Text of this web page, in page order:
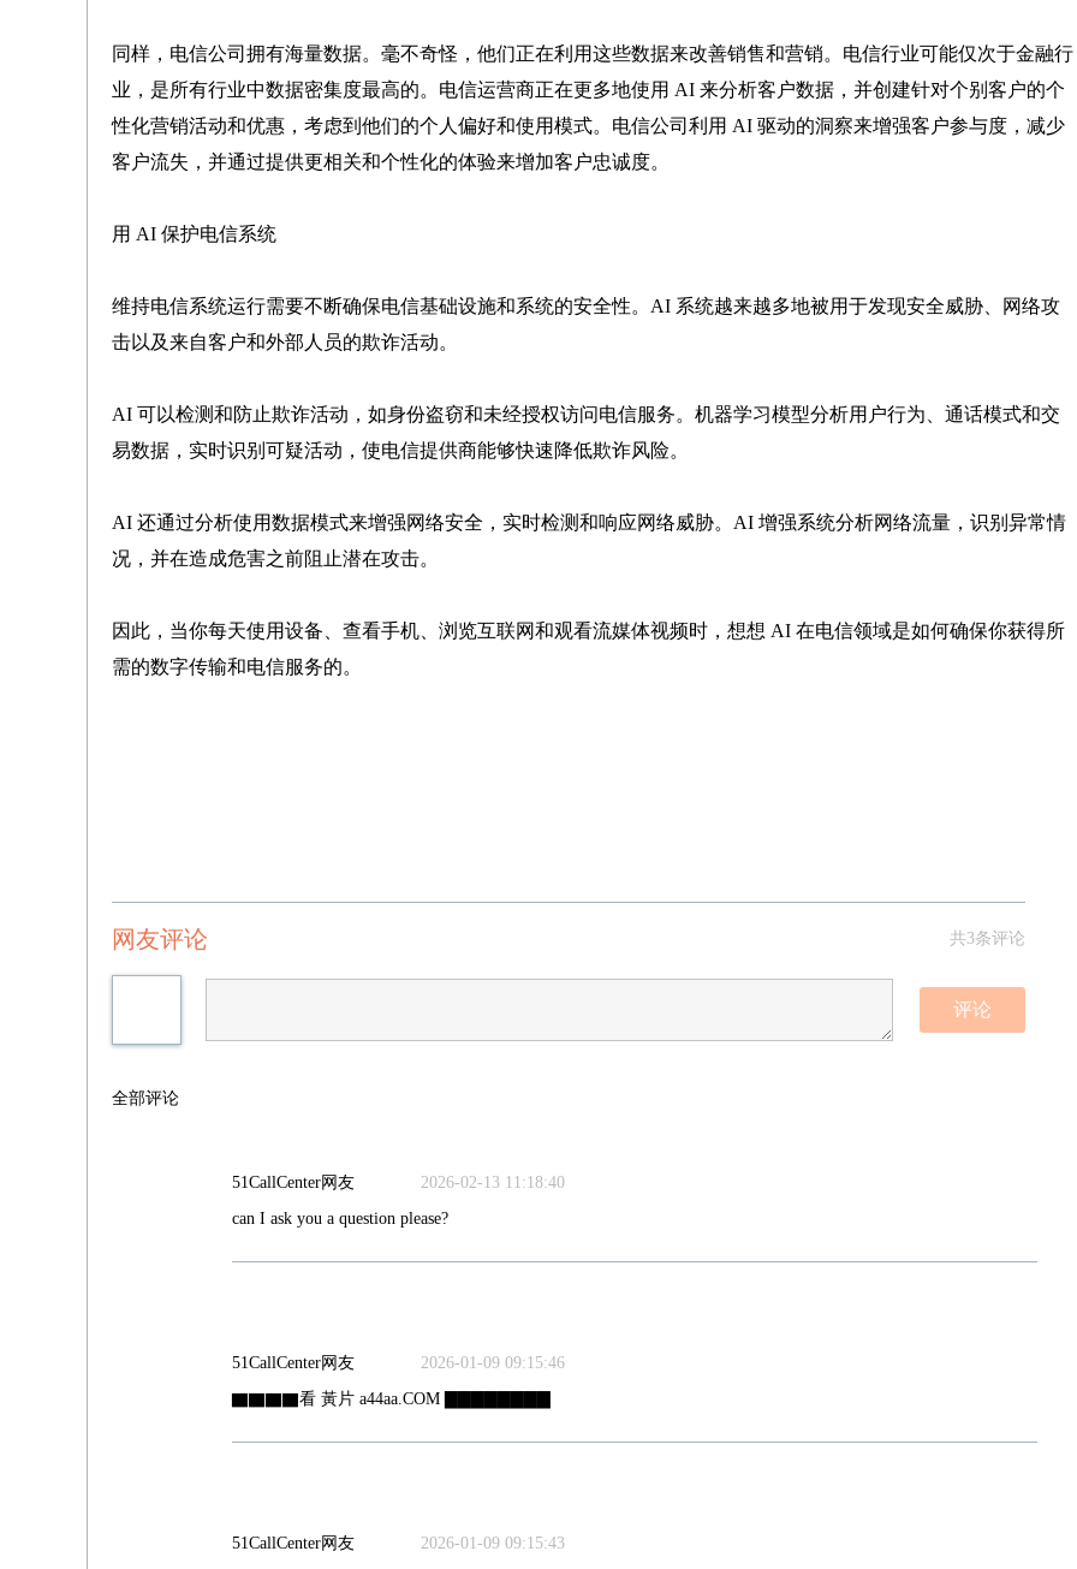
同样，电信公司拥有海量数据。毫不奇怪，他们正在利用这些数据来改善销售和营销。电信行业可能仅次于金融行
业，是所有行业中数据密集度最高的。电信运营商正在更多地使用 AI 来分析客户数据，并创建针对个别客户的个
性化营销活动和优惠，考虑到他们的个人偏好和使用模式。电信公司利用 AI 驱动的洞察来增强客户参与度，减少
客户流失，并通过提供更相关和个性化的体验来增加客户忠诚度。
用 AI 保护电信系统
维持电信系统运行需要不断确保电信基础设施和系统的安全性。AI 系统越来越多地被用于发现安全威胁、网络攻
击以及来自客户和外部人员的欺诈活动。
AI 可以检测和防止欺诈活动，如身份盗窃和未经授权访问电信服务。机器学习模型分析用户行为、通话模式和交
易数据，实时识别可疑活动，使电信提供商能够快速降低欺诈风险。
AI 还通过分析使用数据模式来增强网络安全，实时检测和响应网络威胁。AI 增强系统分析网络流量，识别异常情
况，并在造成危害之前阻止潜在攻击。
因此，当你每天使用设备、查看手机、浏览互联网和观看流媒体视频时，想想 AI 在电信领域是如何确保你获得所
需的数字传输和电信服务的。
共3条评论
网友评论
评论
全部评论
51CallCenter网友
2026-02-13 11:18:40
can I ask you a question please?
51CallCenter网友
2026-01-09 09:15:46
▇▇▇▇看 黃片 a44aa.COM ▇▇▇▇▇▇▇▇
51CallCenter网友 2026-01-09 09:15:43